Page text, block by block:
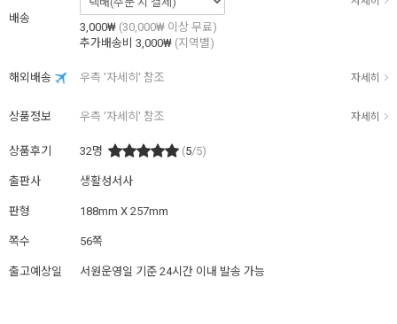
배송
3,000₩ (30,000₩ 이상 무료)
추가배송비 3,000₩ (지역별)
해외배송 우측 '자세히' 참조 자세히
상품정보 우측 '자세히' 참조 자세히
상품후기 32명 (5/5)
출판사 생활성서사
판형 188mm X 257mm
쪽수 56쪽
출고예상일 서원운영일 기준 24시간 이내 발송 가능